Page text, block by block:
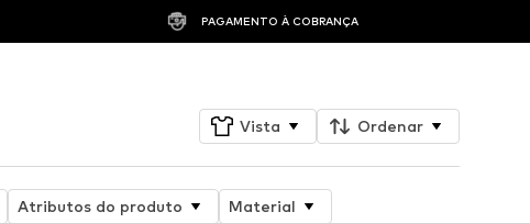
PAGAMENTO À COBRANÇA
Vista Ordenar
Atributos do produto
Material